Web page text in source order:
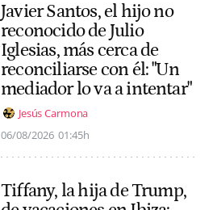
Javier Santos, el hijo no
reconocido de Julio
Iglesias, más cerca de
reconciliarse con él: "Un
mediador lo va a intentar"
Jesús Carmona
06/08/2026 01:45h
Tiffany, la hija de Trump,